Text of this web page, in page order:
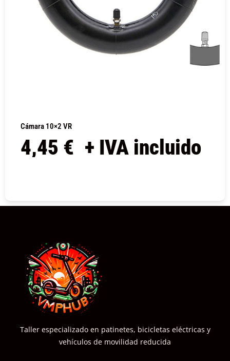
Cámara 10×2 VR
4,45 € + IVA incluido
Taller especializado en patinetes, bicicletas eléctricas y
vehículos de movilidad reducida